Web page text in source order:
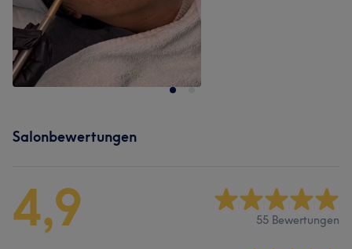
Salonbewertungen
4,9 55 Bewertungen